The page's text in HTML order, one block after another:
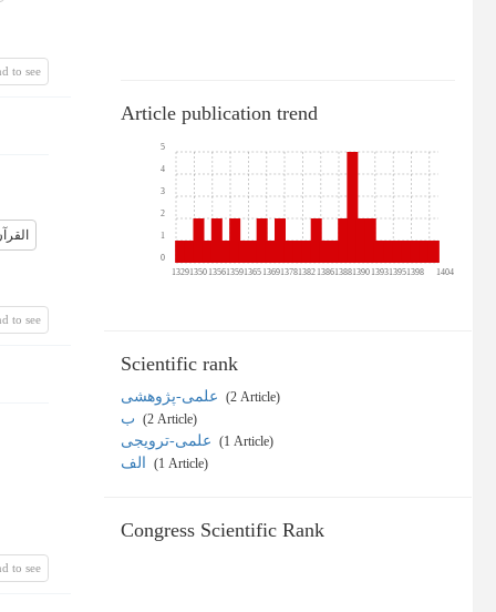
to see
to see
to see
Article publication trend
13291350 135613591365 136913781382 138613881390 139313951398 1404
0
1
2
3
4
5
Scientific rank
‎ (2 Article)
‎ (2 Article)
‎ (1 Article)
‎ (1 Article)
Congress Scientific Rank